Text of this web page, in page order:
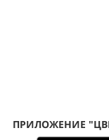
ПРИЛОЖЕНИЕ